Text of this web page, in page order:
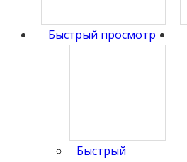
Быстрый просмотр
Быстрый